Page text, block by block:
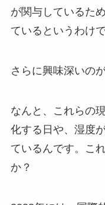
が関与しているた
ているというわけで
さらに興味深いの
なんと、これらの
化する日や、湿度
ているんです。こ
か？